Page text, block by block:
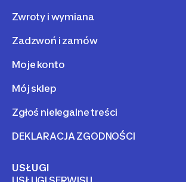
Zwroty i wymiana
Zadzwoń i zamów
Moje konto
Mój sklep
Zgłoś nielegalne treści
DEKLARACJA ZGODNOŚCI
USŁUGI